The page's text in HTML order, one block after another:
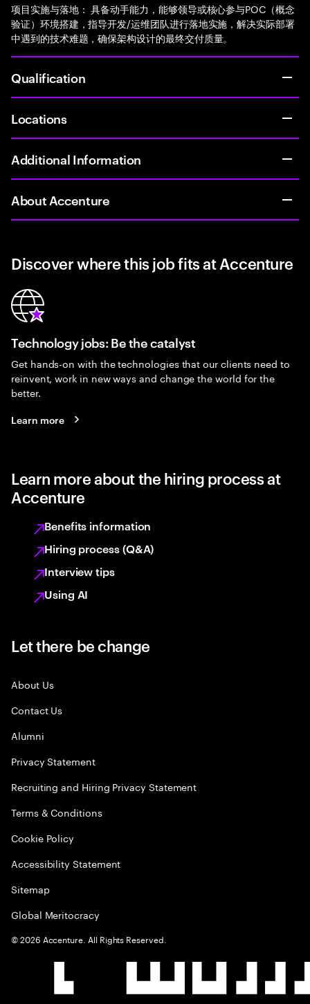
项目实施与落地： 具备动手能力，能够领导或核心参与POC（概念
验证）环境搭建，指导开发/运维团队进行落地实施，解决实际部署
中遇到的技术难题，确保架构设计的最终交付质量。
Qualification
Locations
Additional Information
About Accenture
Discover where this job fits at Accenture
Technology jobs: Be the catalyst
Get hands-on with the technologies that our clients need to
reinvent, work in new ways and change the world for the
better.
Learn more
Learn more about the hiring process at
Accenture
Benefits information
Hiring process (Q&A)
Interview tips
Using AI
Let there be change
About Us
Contact Us
Alumni
Privacy Statement
Recruiting and Hiring Privacy Statement
Terms & Conditions
Cookie Policy
Accessibility Statement
Sitemap
Global Meritocracy
©2026 Accenture. All Rights Reserved.